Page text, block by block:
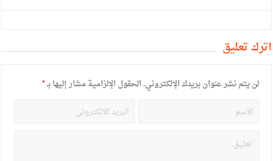
أترك تعليق
لن يتم نشر عنوان بريدك الإلكتروني.الحقول الإلزامية مشار إليها بـ*